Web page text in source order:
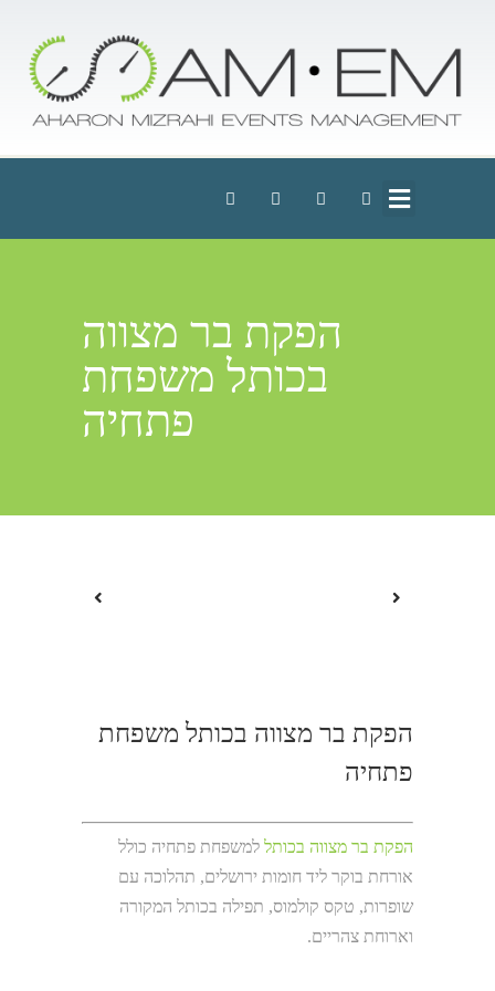
הפקת בר מצווה
בכותל משפחת
פתחיה
הפקת בר מצווה בכותל משפחת
פתחיה
הפקת בר מצווה בכותל למשפחת פתחיה כולל
אורחת בוקר ליד חומות ירושלים, תהלוכה עם
שופרות, טקס קולמוס, תפילה בכותל המקורה
וארוחת צהריים.